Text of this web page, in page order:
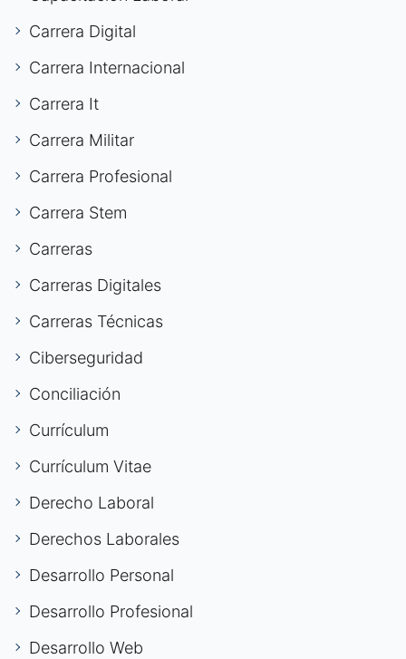
Carrera Digital
Carrera Internacional
Carrera It
Carrera Militar
Carrera Profesional
Carrera Stem
Carreras
Carreras Digitales
Carreras Técnicas
Ciberseguridad
Conciliación
Currículum
Currículum Vitae
Derecho Laboral
Derechos Laborales
Desarrollo Personal
Desarrollo Profesional
Desarrollo Web